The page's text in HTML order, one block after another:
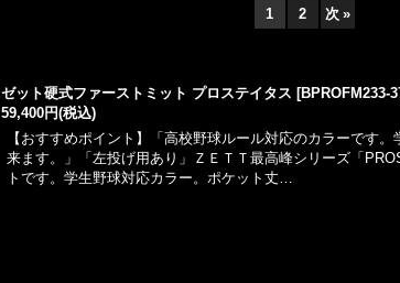
1 2 次 »
ゼット硬式ファーストミット プロステイタス [BPROFM233-
59,400円(税込)
【おすすめポイント】「高校野球ルール対応のカラーです
来ます。」「左投げ用あり」ＺＥＴＴ最高峰シリーズ「
トです。学生野球対応カラー。ポケット丈…